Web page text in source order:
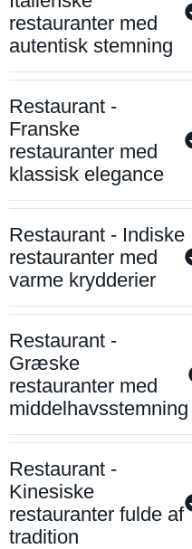
restauranter med
autentisk stemning
Restaurant -
Franske
restauranter med
klassisk elegance
Restaurant - Indiske
restauranter med
varme krydderier
Restaurant -
Græske
restauranter med
middelhavsstemning
Restaurant -
Kinesiske
restauranter fulde af
tradition